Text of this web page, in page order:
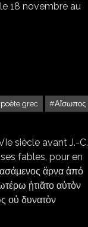
18 novembre au
poète grec Αἴσωπος
siècle avant J.-C.
fables, pour en
ἄρνα ἀπό
ᾐτιᾶτο αὐτὸν
οὐ δυνατὸν